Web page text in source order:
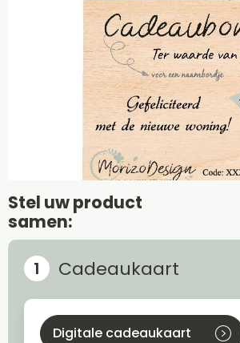
Stel uw product
samen:
Cadeaukaart
Digitale cadeaukaart